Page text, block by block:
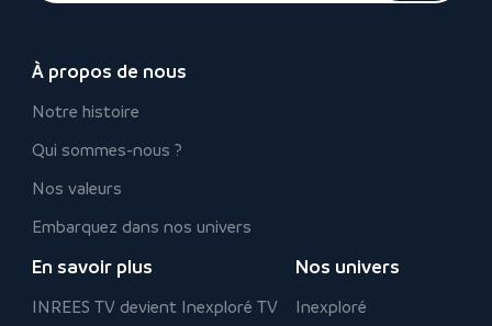
À propos de nous
Notre histoire
Qui sommes-nous ?
Nos valeurs
Embarquez dans nos univers
En savoir plus
INREES TV devient Inexploré TV
Nos univers
Inexploré